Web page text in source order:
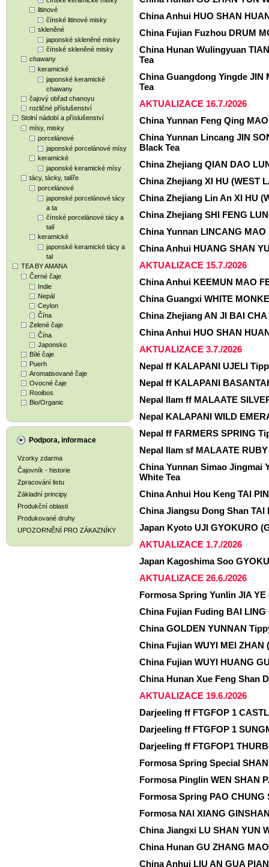
litinové
čínské litinové misky
skleněné
japonské skleněné misky
čínské skleněné misky
chawany
keramické
japonské keramické
chawany
čajový obřad chanoyu
rozličné příslušenství
Stolní nádobí a příslušenství
mísy, misky
porcelánové
japonské porcelánové mísy
keramické
japonské keramické mísy
tácy, tácky, talíře
porcelánové
japonské porcelánové tácy
a ta
čínské porcelánové tácy a
talí
keramické
japonské keramické tácy a
tal
TEA BY AMANA
Černé čaje
Indie
Nepál
Ceylon
Čína
Zelené čaje
Čína
Japonsko
Bílé čaje
Puerh
Aromatisované čaje
Ovocné čaje
Rooibos
Bio/Organic
Podpora, informace
Vzorky zdarma
Čajovník - historie
Zpracování listu
Základní principy
Produkční oblasti
Produkované druhy
UPOZORNĚNÍ PRO ZÁKAZNÍKY
China Anhui HUO SHAN
China Fujian Fuzhou DRUM
China Hunan Wulingyuan
Tea
China Guangdong Yingde JIN
Tea
AKTUALIZACE 16.7./2026
China Yunnan Feng Qing
China Yunnan Lincang JIN
Black Tea
China Zhejiang QIAN DAO
China Zhejiang XI HU (WEST
China Zhejiang Lin An XI HU
China Zhejiang SHI FENG
China Yunnan LINCANG
China Anhui HUANG SHAN
AKTUALIZACE 15.7./2026
China Anhui KEEMUN MAO
China Guangxi WHITE
China Zhejiang AN JI BAI
China Anhui HUO SHAN
AKTUALIZACE 3.7./2026
Nepal ff KALAPANI UJELI
Nepal ff KALAPANI
Nepal Ilam ff MALAATE
Nepal KALAPANI WILD
Nepal ff FARMERS SPRING
Nepal Ilam sf MALAATE
China Yunnan Simao Jingmai
White Tea
China Anhui Hou Keng TAI
China Jiangsu Dong Shan TAI
Japan Kyoto UJI GYOKURO
AKTUALIZACE 1.7./2026
Japan Kagoshima Soo
AKTUALIZACE 26.6./2026
Formosa Spring Yunlin JIA
China Fujian Fuding BAI LING
China GOLDEN YUNNAN
China Fujian WUYI MEI
China Fujian WUYI HUANG
China Hunan Xue Feng Shan
AKTUALIZACE 19.6./2026
Darjeeling ff FTGFOP 1
Darjeeling ff FTGFOP 1
Darjeeling ff FTGFOP1
Formosa Spring Special
Formosa Pinglin WEN SHAN
Formosa Spring PAO CHUNG
Formosa NAI XIANG
China Jiangxi LU SHAN YUN
China Hunan GU ZHANG
China Anhui LIU AN GUA